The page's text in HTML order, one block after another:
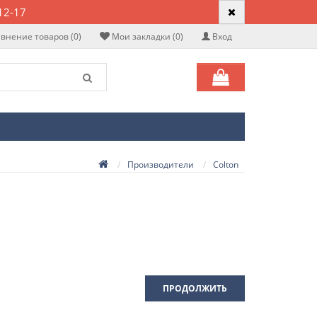
17
Вход
Мои закладки (0)
товаров (0)
Производители Colton
ПРОДОЛЖИТЬ